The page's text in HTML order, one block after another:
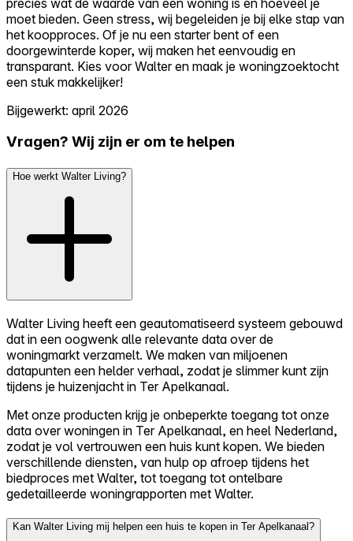
moet bieden. Geen stress, wij begeleiden je bij elke stap van
het koopproces. Of je nu een starter bent of een
doorgewinterde koper, wij maken het eenvoudig en
transparant. Kies voor Walter en maak je woningzoektocht
een stuk makkelijker!
Bijgewerkt: april 2026
Vragen? Wij zijn er om te helpen
Hoe werkt Walter Living?
Walter Living heeft een geautomatiseerd systeem gebouwd
dat in een oogwenk alle relevante data over de
woningmarkt verzamelt. We maken van miljoenen
datapunten een helder verhaal, zodat je slimmer kunt zijn
tijdens je huizenjacht in Ter Apelkanaal.
Met onze producten krijg je onbeperkte toegang tot onze
data over woningen in Ter Apelkanaal, en heel Nederland,
zodat je vol vertrouwen een huis kunt kopen. We bieden
verschillende diensten, van hulp op afroep tijdens het
biedproces met Walter, tot toegang tot ontelbare
gedetailleerde woningrapporten met Walter.
Kan Walter Living mij helpen een huis te kopen in Ter Apelkanaal?